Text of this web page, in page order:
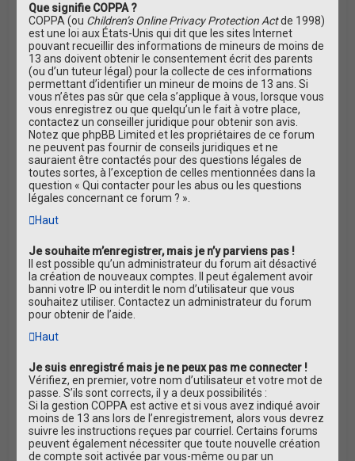
Que signifie COPPA ?
COPPA (ou Children’s Online Privacy Protection Actde 1998)
est une loi aux États-Unis qui dit que les sites Internet
pouvant recueillir des informations de mineurs de moins de
13 ans doivent obtenir le consentement écrit des parents
(ou d’un tuteur légal) pour la collecte de ces informations
permettant d’identifier un mineur de moins de 13 ans. Si
vous n’êtes pas sûr que cela s’applique à vous, lorsque vous
vous enregistrez ou que quelqu’un le fait à votre place,
contactez un conseiller juridique pour obtenir son avis.
Notez que phpBB Limited et les propriétaires de ce forum
ne peuvent pas fournir de conseils juridiques et ne
sauraient être contactés pour des questions légales de
toutes sortes, à l’exception de celles mentionnées dans la
question « Qui contacter pour les abus ou les questions
légales concernant ce forum ? ».
Haut
Je souhaite m’enregistrer, mais je n’y parviens pas !
Il est possible qu’un administrateur du forum ait désactivé
la création de nouveaux comptes. Il peut également avoir
banni votre IP ou interdit le nom d’utilisateur que vous
souhaitez utiliser. Contactez un administrateur du forum
pour obtenir de l’aide.
Haut
Je suis enregistré mais je ne peux pas me connecter !
Vérifiez, en premier, votre nom d’utilisateur et votre mot de
passe. S’ils sont corrects, il y a deux possibilités :
Si la gestion COPPA est active et si vous avez indiqué avoir
moins de 13 ans lors de l’enregistrement, alors vous devrez
suivre les instructions reçues par courriel. Certains forums
peuvent également nécessiter que toute nouvelle création
de compte soit activée par vous-même ou par un